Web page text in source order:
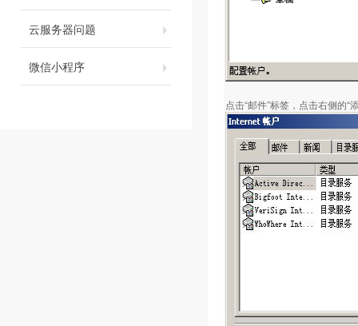
云服务器问题
微信小程序
点击“邮件”标签，点击右侧的“